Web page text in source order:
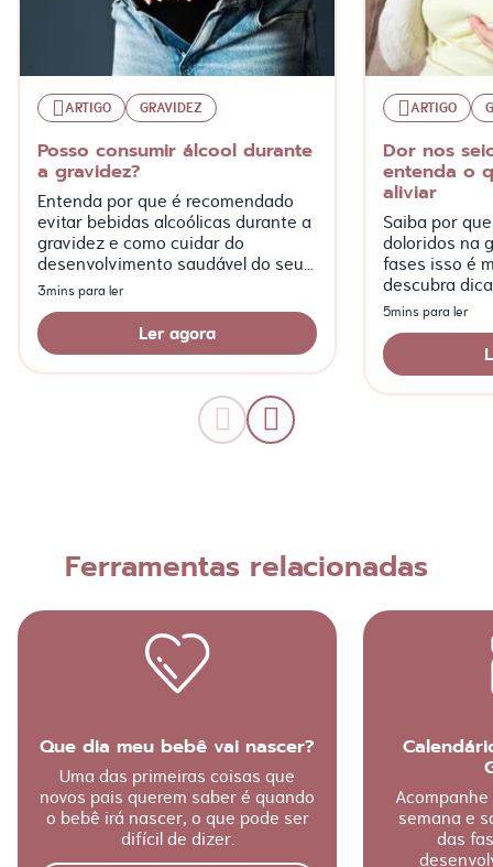
ARTIGO GRAVIDEZ
Posso consumir álcool durante
a gravidez?
Entenda por que é recomendado
evitar bebidas alcoólicas durante a
gravidez e como cuidar do
desenvolvimento saudável do seu
bebê.
3mins para ler
Ler agora
ARTIGO
Dor nos
entenda o
aliviar
Saiba por
doloridos na
fases isso é
descubra
para aliviar
5mins para ler
Ferramentas relacionadas
Que dia meu bebê vai nascer?
Uma das primeiras coisas que
novos pais querem saber é quando
o bebê irá nascer, o que pode ser
difícil de dizer.
semana e
das